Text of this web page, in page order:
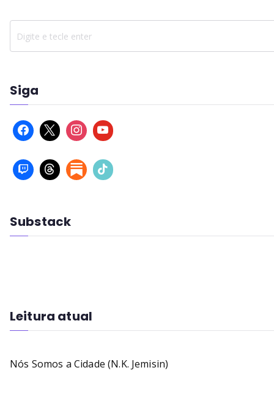
Siga
Substack
Leitura atual
Nós Somos a Cidade (N.K. Jemisin)